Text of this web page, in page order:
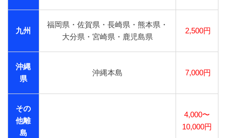
九州
福岡県・佐賀県・長崎県・熊本県・
大分県・宮崎県・鹿児島県
2,500円
沖縄
県
沖縄本島 7,000円
その
他離
島
4,000〜
10,000円